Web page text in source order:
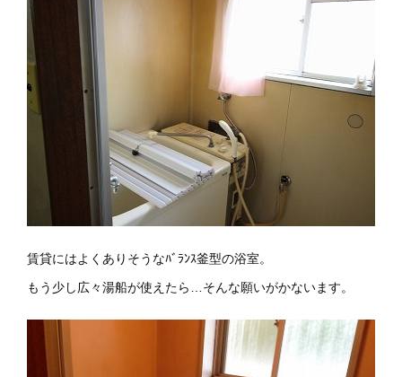
賃貸にはよくありそうなﾊﾞﾗﾝｽ釜型の浴室。
もう少し広々湯船が使えたら…そんな願いがかないます。